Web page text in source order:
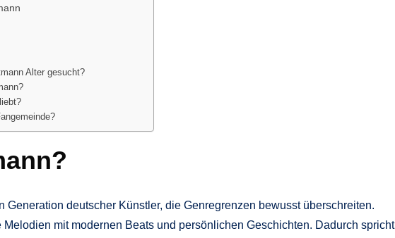
Alter gesucht?
Generation deutscher Künstler, die Genregrenzen bewusst überschreiten.
mit modernen Beats und persönlichen Geschichten. Dadurch spricht